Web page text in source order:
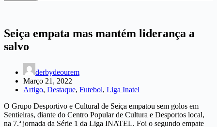
Seiça empata mas mantém liderança a
salvo
derbydeourem
Março 21, 2022
Artigo, Destaque, Futebol, Liga Inatel
O Grupo Desportivo e Cultural de Seiça empatou sem golos em
Sentieiras, diante do Centro Popular de Cultura e Desportos local,
na 7.ª jornada da Série 1 da Liga INATEL. Foi o segundo empate